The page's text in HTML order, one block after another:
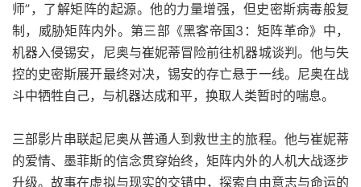
师”，了解矩阵的起源。他的力量增强，但史密斯病毒般复
制，威胁矩阵内外。第三部《黑客帝国3：矩阵革命》中，
机器入侵锡安，尼奥与崔妮蒂冒险前往机器城谈判。他与失
控的史密斯展开最终对决，锡安的存亡悬于一线。尼奥在战
斗中牺牲自己，与机器达成和平，换取人类暂时的喘息。
三部影片串联起尼奥从普通人到救世主的旅程。他与崔妮蒂
的爱情、墨菲斯的信念贯穿始终，矩阵内外的人机大战逐步
升级。故事在虚拟与现实的交错中，探索自由意志与命运的